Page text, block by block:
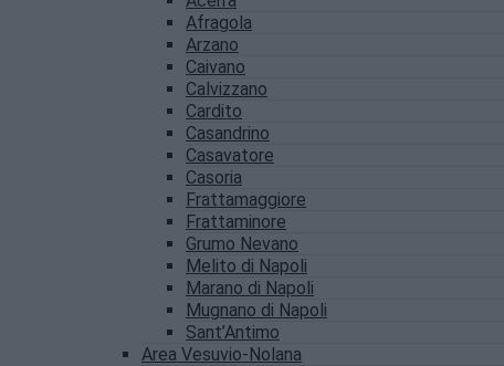
Afragola
Arzano
Caivano
Calvizzano
Cardito
Casandrino
Casavatore
Casoria
Frattamaggiore
Frattaminore
Grumo Nevano
Melito di Napoli
Marano di Napoli
Mugnano di Napoli
Sant’Antimo
Area Vesuvio-Nolana